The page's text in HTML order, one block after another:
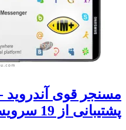
پشتیبانی از 19 سرویس